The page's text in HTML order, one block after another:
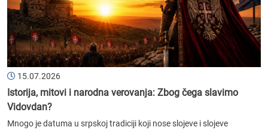
15.07.2026
Istorija, mitovi i narodna verovanja: Zbog čega slavimo
Vidovdan?
Mnogo je datuma u srpskoj tradiciji koji nose slojeve i slojeve